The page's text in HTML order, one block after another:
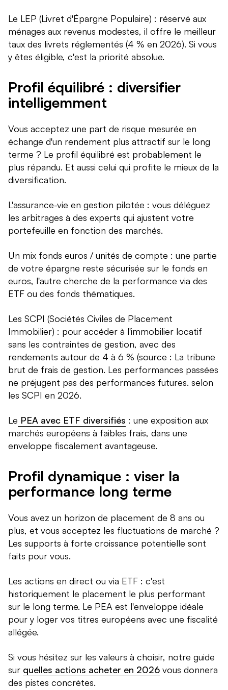
Le LEP (Livret d'Épargne Populaire) : réservé aux
ménages aux revenus modestes, il offre le meilleur
taux des livrets réglementés (4 % en 2026). Si vous
y êtes éligible, c'est la priorité absolue.
Profil équilibré : diversifier
intelligemment
Vous acceptez une part de risque mesurée en
échange d'un rendement plus attractif sur le long
terme ? Le profil équilibré est probablement le
plus répandu. Et aussi celui qui profite le mieux de la
diversification.
L'assurance-vie en gestion pilotée : vous déléguez
les arbitrages à des experts qui ajustent votre
portefeuille en fonction des marchés.
Un mix fonds euros / unités de compte : une partie
de votre épargne reste sécurisée sur le fonds en
euros, l'autre cherche de la performance via des
ETF ou des fonds thématiques.
Les SCPI (Sociétés Civiles de Placement
Immobilier) : pour accéder à l'immobilier locatif
sans les contraintes de gestion, avec des
rendements autour de 4 à 6 % (source : La tribune
brut de frais de gestion. Les performances passées
ne préjugent pas des performances futures. selon
les SCPI en 2026.
Le PEA avec ETF diversifiés : une exposition aux
marchés européens à faibles frais, dans une
enveloppe fiscalement avantageuse.
Profil dynamique : viser la
performance long terme
Vous avez un horizon de placement de 8 ans ou
plus, et vous acceptez les fluctuations de marché ?
Les supports à forte croissance potentielle sont
faits pour vous.
Les actions en direct ou via ETF : c'est
historiquement le placement le plus performant
sur le long terme. Le PEA est l'enveloppe idéale
pour y loger vos titres européens avec une fiscalité
allégée.
Si vous hésitez sur les valeurs à choisir, notre guide
sur quelles actions acheter en 2026 vous donnera
des pistes concrètes.